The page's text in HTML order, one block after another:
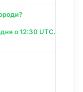
о 12:30